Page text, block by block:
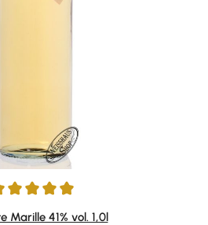
von 4.96 von 5 Sternen
Marille 41% vol. 1,0l